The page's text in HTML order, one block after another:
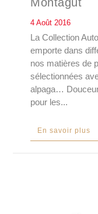
4 Août 2016
La Collection
emporte dans
nos matières de
sélectionnées
alpaga…
pour les...
En savoir plus